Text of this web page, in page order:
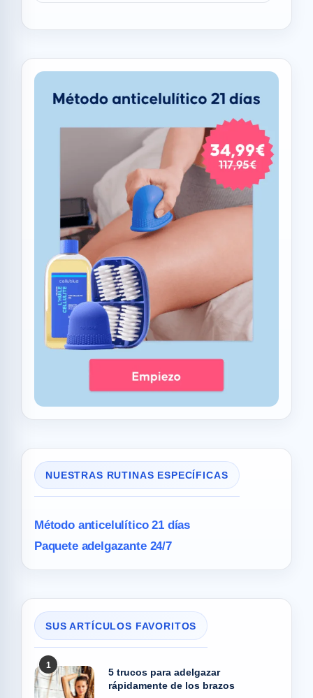
NUESTRAS RUTINAS ESPECÍFICAS
Método anticelulítico 21 días
Paquete adelgazante 24/7
SUS ARTÍCULOS FAVORITOS
1
5 trucos para adelgazar
rápidamente de los brazos